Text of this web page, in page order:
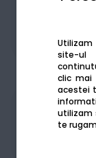
site-ul
clic mai
acestei
utilizam
te
De la: